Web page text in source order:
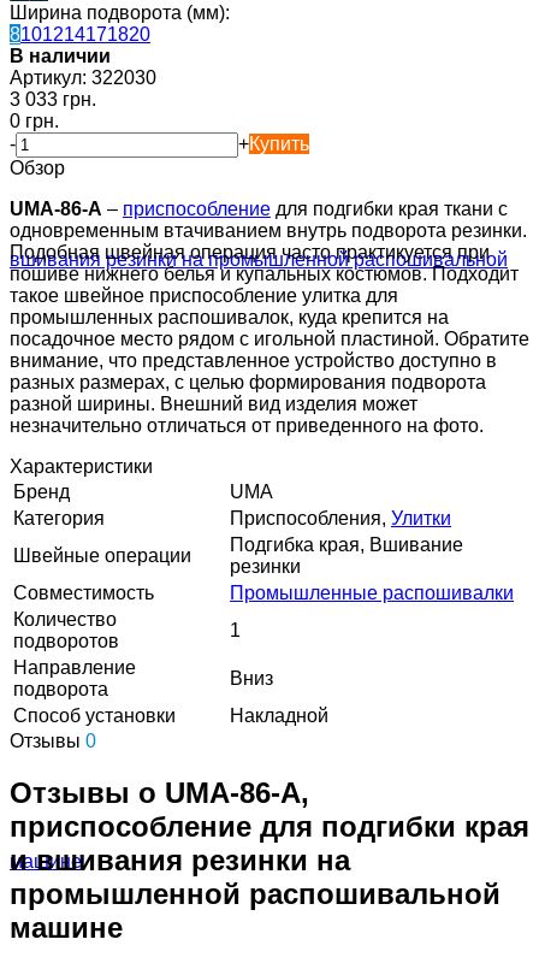
Ширина подворота (мм):
8101214171820
В наличии
Артикул: 322030
3 033 грн.
0 грн.
-
+Купить
Обзор
UMA-86-A – приспособление для подгибки края ткани с
одновременным втачиванием внутрь подворота резинки.
Подобная швейная операция часто практикуется при
пошиве нижнего белья и купальных костюмов. Подходит
такое швейное приспособление улитка для
промышленных распошивалок, куда крепится на
посадочное место рядом с игольной пластиной. Обратите
внимание, что представленное устройство доступно в
разных размерах, с целью формирования подворота
разной ширины. Внешний вид изделия может
незначительно отличаться от приведенного на фото.
Характеристики
Бренд
UMA
Категория
Приспособления, Улитки
Швейные операции
Подгибка края, Вшивание
резинки
Совместимость
Промышленные распошивалки
Количество
подворотов
1
Направление
подворота
Вниз
Способ установки
Накладной
Отзывы 0
Отзывы о UMA-86-A,
приспособление для подгибки края
и вшивания резинки на
промышленной распошивальной
машине